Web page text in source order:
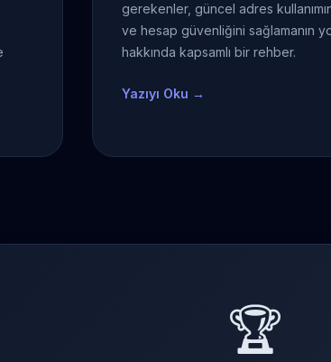
gerekenler, güncel adres
ve hesap güvenliğini sağlamanın
hakkında kapsamlı bir rehber.
Yazıyı Oku →
🏆